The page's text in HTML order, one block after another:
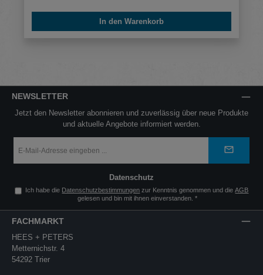
In den Warenkorb
NEWSLETTER
Jetzt den Newsletter abonnieren und zuverlässig über neue Produkte
und aktuelle Angebote informiert werden.
Mail-
*
Datenschutz
Ich habe die Datenschutzbestimmungen zur Kenntnis genommen und dieAGB
gelesen und bin mit ihnen einverstanden. *
FACHMARKT
HEES + PETERS
Metternichstr. 4
54292 Trier